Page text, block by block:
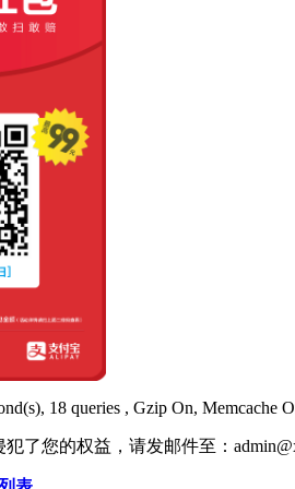
18 queries , Gzip On, Memcache
了您的权益，请发邮件至：